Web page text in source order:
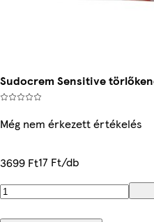
Sudocrem Sensitive
Még nem érkezett értékelés
3699 Ft17 Ft/db